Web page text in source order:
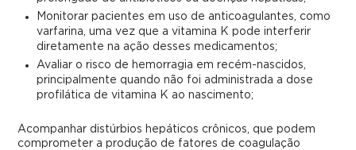
Monitorar pacientes em uso de anticoagulantes, como
varfarina, uma vez que a vitamina K pode interferir
diretamente na ação desses medicamentos;
Avaliar o risco de hemorragia em recém-nascidos,
principalmente quando não foi administrada a dose
profilática de vitamina K ao nascimento;
Acompanhar distúrbios hepáticos crônicos, que podem
comprometer a produção de fatores de coagulação